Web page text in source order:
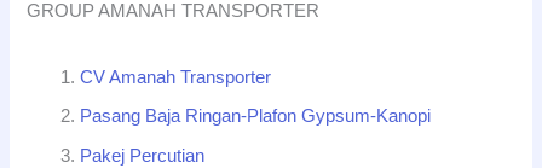
GROUP AMANAH TRANSPORTER
CV Amanah Transporter
Pasang Baja Ringan-Plafon Gypsum-Kanopi
Pakej Percutian